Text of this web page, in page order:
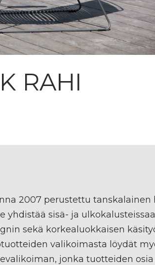
RAHI
2007 perustettu tanskalainen
yhdistää sisä- ja
sekä korkealuokkaisen
valikoimasta löydät
jonka tuotteiden